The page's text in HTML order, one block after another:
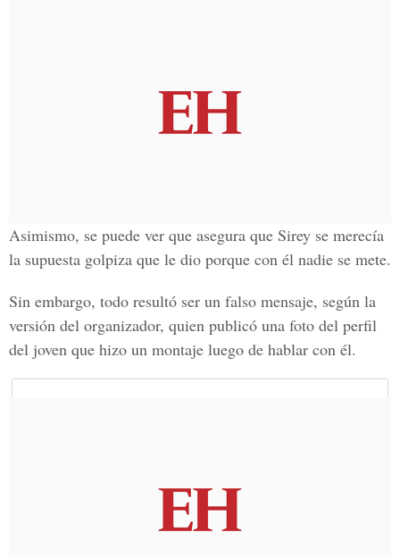
Asimismo, se puede ver que asegura que Sirey se merecía
la supuesta golpiza que le dio porque con él nadie se mete.
Sin embargo, todo resultó ser un falso mensaje, según la
versión del organizador, quien publicó una foto del perfil
del joven que hizo un montaje luego de hablar con él.